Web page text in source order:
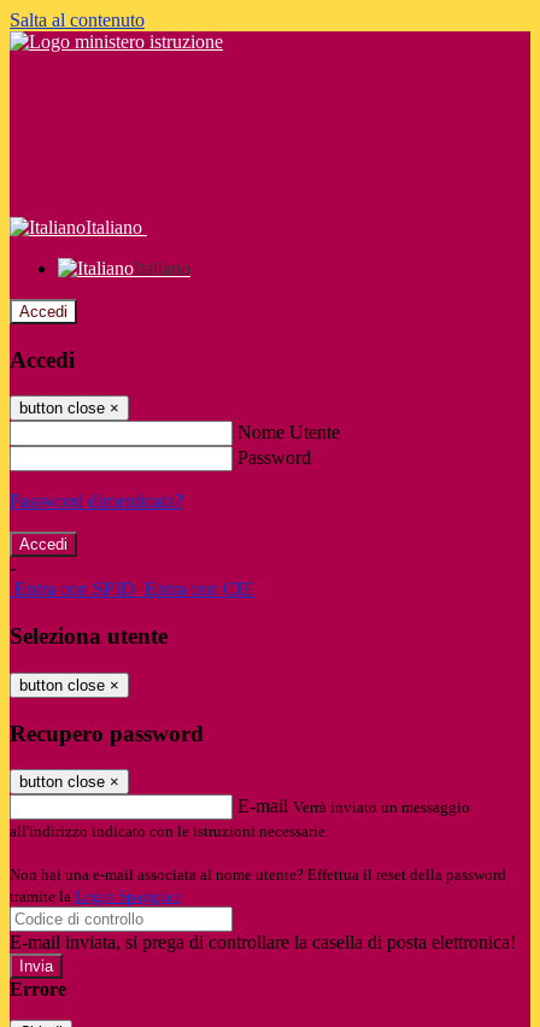
Salta al contenuto
Italiano
Italiano
Accedi
Accedi
button close ×
Nome Utente
Password
Password dimenticata?
-
Entra con SPID Entra con CIE
Seleziona utente
button close ×
Recupero password
button close ×
E-mail Verrà inviato un messaggio
all'indirizzo indicato con le istruzioni necessarie.
Non hai una e-mail associata al nome utente? Effettua il reset della password
tramite la Login Spaggiari
E-mail inviata, si prega di controllare la casella di posta elettronica!
Errore